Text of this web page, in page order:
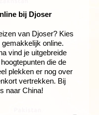
bij Djoser
van Djoser? Kies
online.
vind je uitgebreide
die de
plekken er nog over
vertrekken. Bij
naar China!